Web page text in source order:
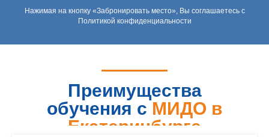
Нажимая на кнопку «Забронировать место», Вы соглашаетесь с
Политикой конфиденциальности
Преимущества
обучения с МИДО в
Екатеринбурге